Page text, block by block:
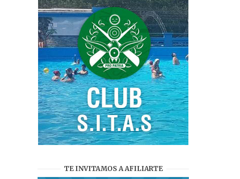
TE INVITAMOS A AFILIARTE